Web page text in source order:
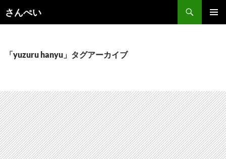
ン
キ
ッ
プ
さんぺい
「yuzuru hanyu」タグアーカイブ